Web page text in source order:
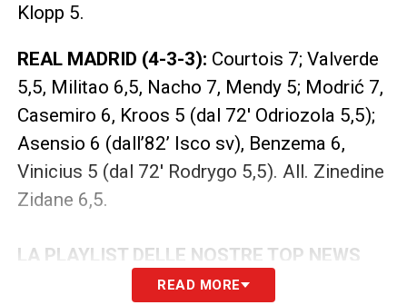
Klopp 5.
REAL MADRID (4-3-3): Courtois 7; Valverde
5,5, Militao 6,5, Nacho 7, Mendy 5; Modrić 7,
Casemiro 6, Kroos 5 (dal 72′ Odriozola 5,5);
Asensio 6 (dall’82’ Isco sv), Benzema 6,
Vinicius 5 (dal 72′ Rodrygo 5,5). All. Zinedine
Zidane 6,5.
LA PLAYLIST DELLE NOSTRE TOP NEWS
READ MORE